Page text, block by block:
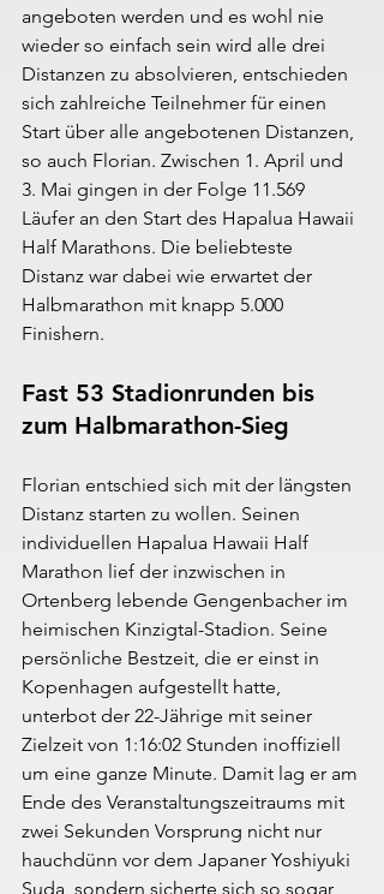
angeboten werden und es wohl nie
wieder so einfach sein wird alle drei
Distanzen zu absolvieren, entschieden
sich zahlreiche Teilnehmer für einen
Start über alle angebotenen Distanzen,
so auch Florian. Zwischen 1. April und
3. Mai gingen in der Folge 11.569
Läufer an den Start des Hapalua Hawaii
Half Marathons. Die beliebteste
Distanz war dabei wie erwartet der
Halbmarathon mit knapp 5.000
Finishern.
Fast 53 Stadionrunden bis
zum Halbmarathon-Sieg
Florian entschied sich mit der längsten
Distanz starten zu wollen. Seinen
individuellen Hapalua Hawaii Half
Marathon lief der inzwischen in
Ortenberg lebende Gengenbacher im
heimischen Kinzigtal-Stadion. Seine
persönliche Bestzeit, die er einst in
Kopenhagen aufgestellt hatte,
unterbot der 22-Jährige mit seiner
Zielzeit von 1:16:02 Stunden inoffiziell
um eine ganze Minute. Damit lag er am
Ende des Veranstaltungszeitraums mit
zwei Sekunden Vorsprung nicht nur
hauchdünn vor dem Japaner Yoshiyuki
Suda, sondern sicherte sich so sogar